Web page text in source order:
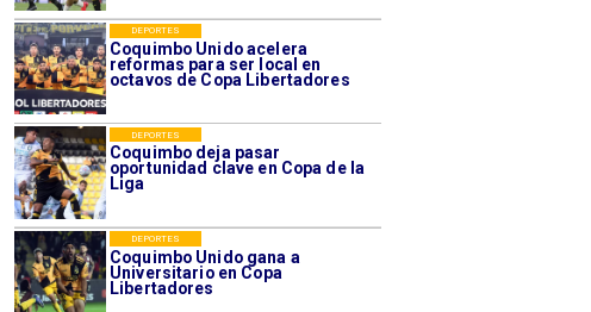
Coquimbo Unido acelera
reformas para ser local en
octavos de Copa Libertadores
DEPORTES
Coquimbo deja pasar
oportunidad clave en Copa de la
Liga
DEPORTES
Coquimbo Unido gana a
Universitario en Copa
Libertadores
DEPORTES